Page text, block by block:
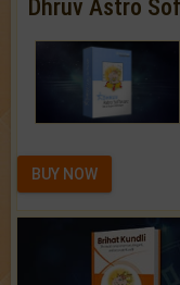
Dhruv Astro
BUY NOW